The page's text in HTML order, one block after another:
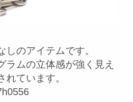
しのアイテムです。
ラムの立体感が強く見え
れています。